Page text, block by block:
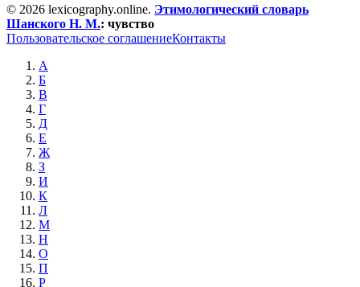
© 2026 lexicography.online. Этимологический словарь
Шанского Н. М.: чувство
Пользовательское соглашениеКонтакты
А
Б
В
Г
Д
Е
Ж
З
И
К
Л
М
Н
О
П
Р